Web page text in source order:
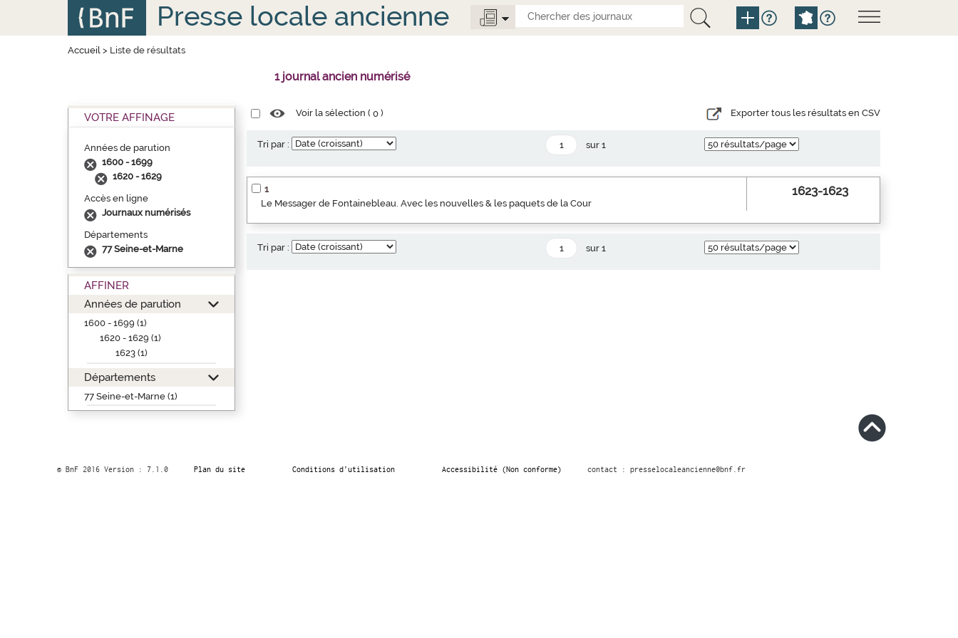
Presse locale ancienne
Accueil> Liste de résultats
1 journal ancien numérisé
VOTRE AFFINAGE
Années de parution
1600 - 1699
1620 - 1629
Accès en ligne
Journaux numérisés
Départements
77 Seine-et-Marne
AFFINER
Années de parution
1600 - 1699 (1)
1620 - 1629 (1)
1623 (1)
Départements
77 Seine-et-Marne (1)
Voir la sélection (0 ) Exporter tous les résultats en CSV
Tri par : sur 1
1
Le Messager de Fontainebleau. Avec les nouvelles & les paquets de la Cour
1623-1623
Tri par : sur 1
© BnF 2016 Version : 7.1.0 Plan du site Conditions d’utilisation Accessibilité (Non conforme) contact : presselocaleancienne@bnf.fr
Panneau de gestion des cookies